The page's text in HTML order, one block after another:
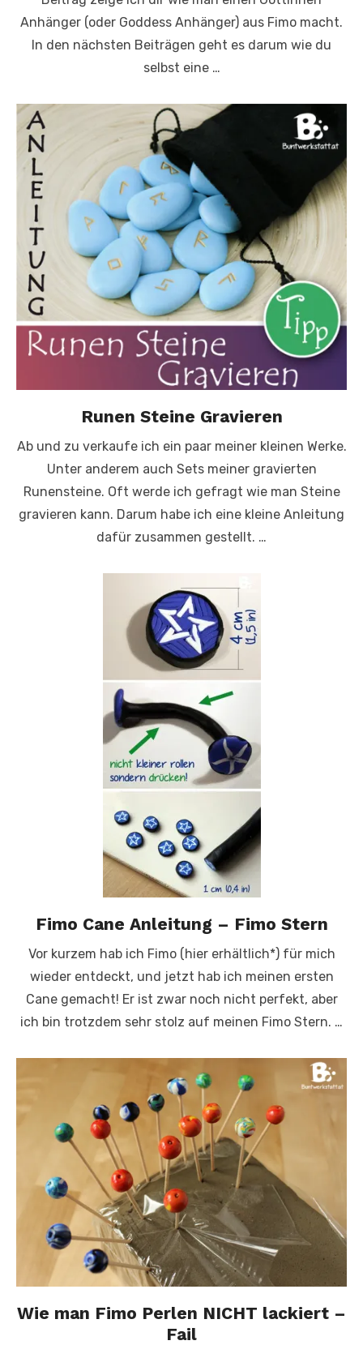
Anhänger (oder Goddess Anhänger) aus Fimo macht.
In den nächsten Beiträgen geht es darum wie du
selbst eine …
Runen Steine Gravieren
Ab und zu verkaufe ich ein paar meiner kleinen Werke.
Unter anderem auch Sets meiner gravierten
Runensteine. Oft werde ich gefragt wie man Steine
gravieren kann. Darum habe ich eine kleine Anleitung
dafür zusammen gestellt. …
Fimo Cane Anleitung – Fimo Stern
Vor kurzem hab ich Fimo (hier erhältlich*) für mich
wieder entdeckt, und jetzt hab ich meinen ersten
Cane gemacht! Er ist zwar noch nicht perfekt, aber
ich bin trotzdem sehr stolz auf meinen Fimo Stern. …
Wie man Fimo Perlen NICHT lackiert –
Fail